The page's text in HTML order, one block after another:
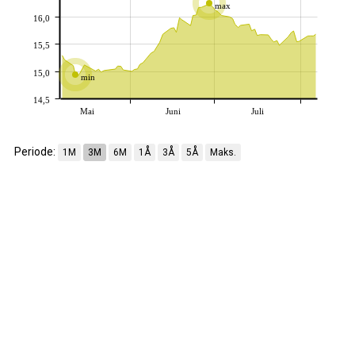
min
max
Mai Juni Juli
14,5
15,0
15,5
16,0
Periode: 1M 3M 6M 1Å 3Å 5Å Maks.